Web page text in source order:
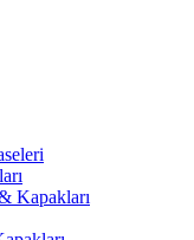
Kapakları